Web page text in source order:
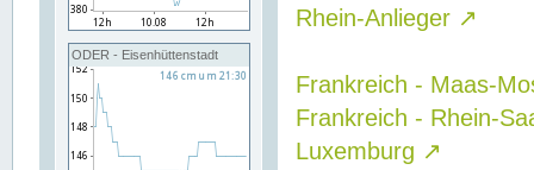
ODER - Eisenhüttenstadt
Rhein-Anlieger ↗
Frankreich - Maas-
Frankreich - Rhein-
Luxemburg ↗